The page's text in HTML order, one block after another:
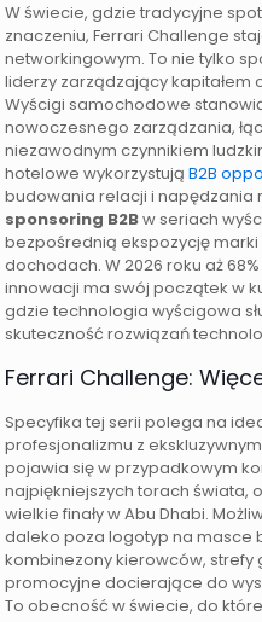
W świecie, gdzie tradycyjne
znaczeniu, Ferrari Challenge
networkingowym. To nie tylko
liderzy zarządzający kapitałem
Wyścigi samochodowe
nowoczesnego zarządzania,
niezawodnym czynnikiem
hotelowe wykorzystująB2B
budowania relacji i napędzania
sponsoring B2Bw seriach
bezpośrednią ekspozycję
dochodach. W 2026 roku aż
innowacji ma swój początek w
gdzie technologia wyścigowa
skuteczność rozwiązań
Ferrari Challenge:
Specyfika tej serii polega na
profesjonalizmu z
pojawia się w przypadkowym
najpiękniejszych torach świata,
wielkie finały w Abu Dhabi.
daleko poza logotyp na masce
kombinezony kierowców, strefy
promocyjne docierające do
To obecność w świecie, do